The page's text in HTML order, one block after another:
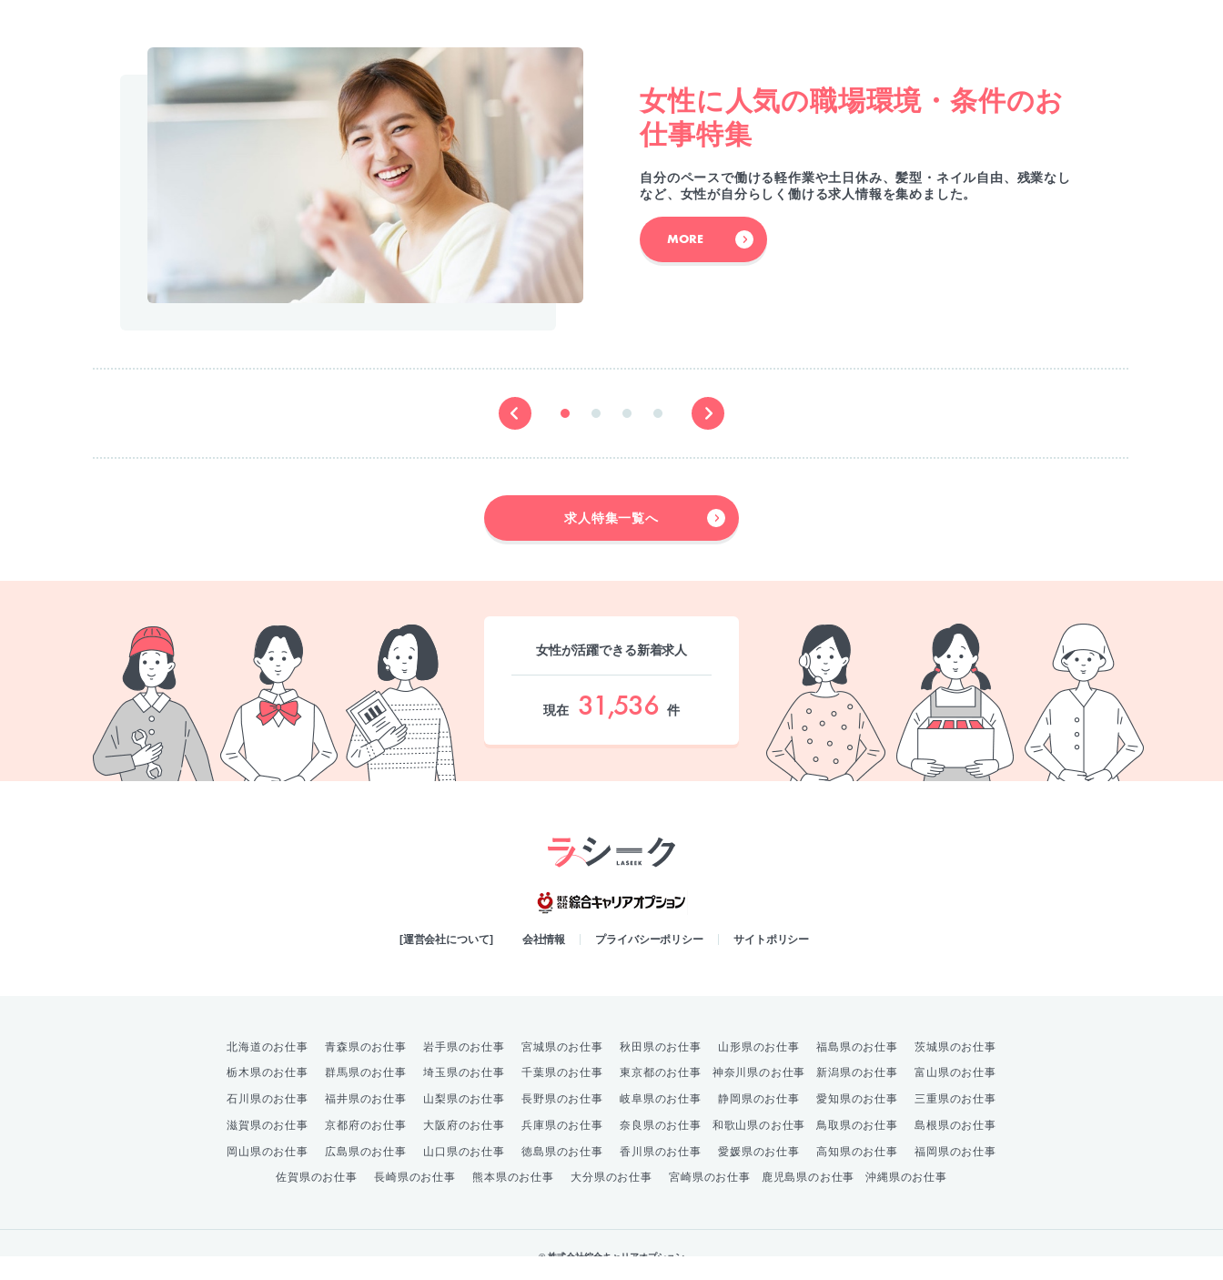
女性に人気の職場環境・条件のお
仕事特集
自分のペースで働ける軽作業や土日休み、髪型・ネイル自由、残業なし
など、女性が自分らしく働ける求人情報を集めました。
MORE
求人特集一覧へ
女性が活躍できる新着求人
現在 31,536 件
[運営会社について] 会社情報 プライバシーポリシー サイトポリシー
北海道のお仕事 青森県のお仕事 岩手県のお仕事 宮城県のお仕事 秋田県のお仕事 山形県のお仕事 福島県のお仕事 茨城県のお仕事
栃木県のお仕事 群馬県のお仕事 埼玉県のお仕事 千葉県のお仕事 東京都のお仕事 神奈川県のお仕事 新潟県のお仕事 富山県のお仕事
石川県のお仕事 福井県のお仕事 山梨県のお仕事 長野県のお仕事 岐阜県のお仕事 静岡県のお仕事 愛知県のお仕事 三重県のお仕事
滋賀県のお仕事 京都府のお仕事 大阪府のお仕事 兵庫県のお仕事 奈良県のお仕事 和歌山県のお仕事 鳥取県のお仕事 島根県のお仕事
岡山県のお仕事 広島県のお仕事 山口県のお仕事 徳島県のお仕事 香川県のお仕事 愛媛県のお仕事 高知県のお仕事 福岡県のお仕事
佐賀県のお仕事 長崎県のお仕事 熊本県のお仕事 大分県のお仕事 宮崎県のお仕事 鹿児島県のお仕事 沖縄県のお仕事
© 株式会社綜合キャリアオプション